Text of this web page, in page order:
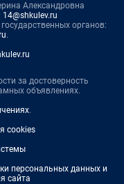
Александровна
14@shkulev.ru
органов:
.
за достоверность
объявлениях.
.
cookies
персональных данных и
сайта